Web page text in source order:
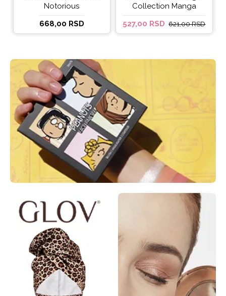
Notorious
668,00 RSD
Collection Manga
Sparkle Lip Oil
527,00 RSD 621,00 RSD